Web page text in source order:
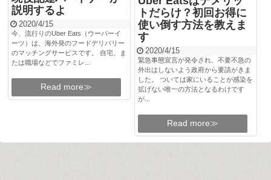
説明するよ
2020/4/15
今、流行りのUber Eats（ウーバーイ
ーツ）は、海外発のフードデリバリー
のマッチングサービスです。 自宅、ま
たは職場などでファミレ...
Read more≫
トだらけ？初回お得に
使い倒す方法を教えま
す
2020/4/15
緊急事態宣言が発令され、不要不急の
外出はしないよう政府から要請がきま
した。 ついては家にいることが感染を
拡げない唯一の方法となるわけです
が...
Read more≫